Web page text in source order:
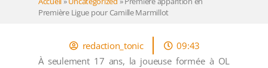
Première Ligue pour Camille Marmillot
redaction_tonic
09:43
À seulement 17 ans, la joueuse formée à OL